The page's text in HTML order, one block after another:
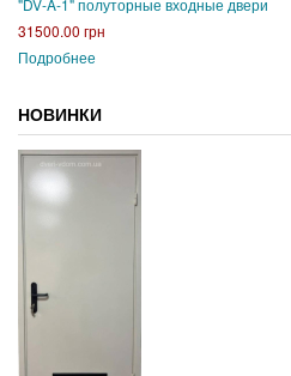
31500.00 грн
Подробнее
НОВИНКИ